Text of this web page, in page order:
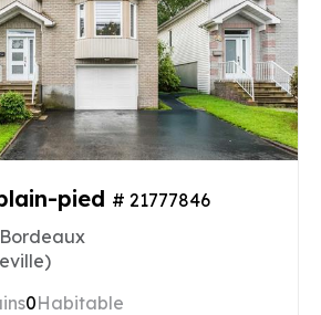
pied # 21777846
0Habitable